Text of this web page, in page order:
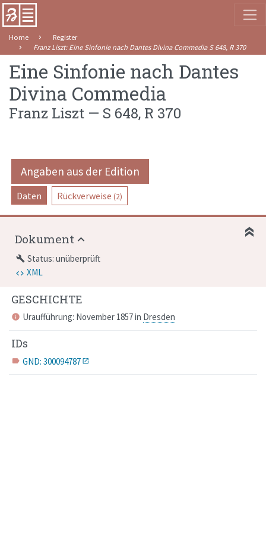
Home
Register
Franz Liszt: Eine Sinfonie nach Dantes Divina Commedia S 648, R 370
Eine Sinfonie nach Dantes
Divina Commedia
Franz Liszt — S 648, R 370
Angaben aus der Edition
Daten Rückverweise (2)
GESCHICHTE
info Uraufführung: November 1857 in Dresden
IDs
label GND: 300094787
Dokument
build Status: unüberprüft
XML